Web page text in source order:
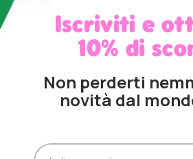
Iscriviti e
10% di
Non perderti
novità dal